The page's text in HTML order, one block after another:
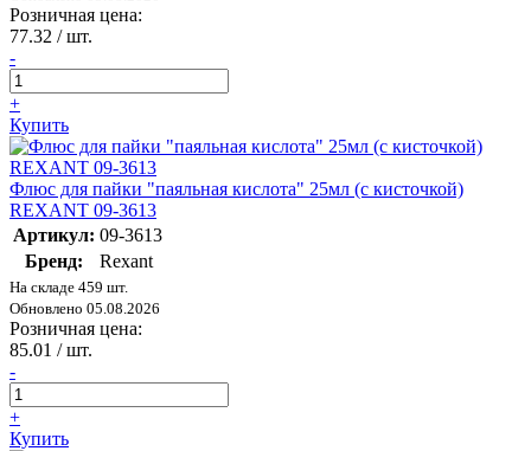
Розничная цена:
77.32 / шт.
-
+
Купить
Флюс для пайки "паяльная кислота" 25мл (с кисточкой)
REXANT 09-3613
Артикул: 09-3613
Бренд:
Rexant
На складе 459 шт.
Обновлено 05.08.2026
Розничная цена:
85.01 / шт.
-
+
Купить